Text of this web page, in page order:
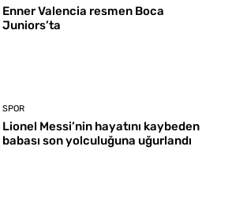
Enner Valencia resmen Boca
Juniors’ta
SPOR
Lionel Messi’nin hayatını kaybeden
babası son yolculuğuna uğurlandı